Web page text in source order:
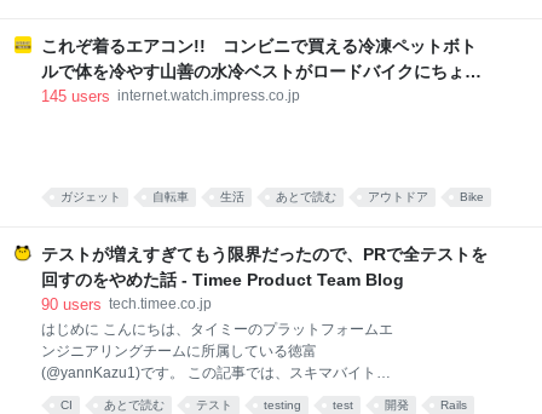
団体が運営する八重洲駐車場は、東京駅前の八重洲通
りの地下約2〜11メートルにある2層構造の駐車場で広
さは延べ
これぞ着るエアコン!! コンビニで買える冷凍ペットボト
ルで体を冷やす山善の水冷ベストがロードバイクにちょう
どいい【ぼっち・ざ・ろーど！その14】【空いた時間でな
145 users internet.watch.impress.co.jp
ガジェット 自転車 生活 あとで読む アウトドア Bike
テストが増えすぎてもう限界だったので、PRで全テストを
回すのをやめた話 - Timee Product Team Blog
90 users tech.timee.co.jp
はじめに こんにちは、タイミーのプラットフォームエ
ンジニアリングチームに所属している徳富
(@yannKazu1)です。 この記事では、スキマバイトサ
ービス「タイミー」のバックエンド（Rails API）に
CI あとで読む テスト testing test 開発 Rails